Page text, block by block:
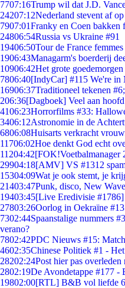
7707:16Trump wil dat J.D.
24207:12Nederland stevent af
7907:01Franky en Coen bakken
24806:54Russia vs Ukraine #91
19406:50Tour de France
1906:43Managarm's boerderij
10906:42Het grote
7806:40[IndyCar] #115 We're in
16906:37Traditioneel tekenen
206:36[Dagboek] Veel aan
4106:23Horrorfilms #33:
3406:12Astronomie in de
6806:08Huisarts verkracht
11706:02Hoe denkt God echt
11204:42[FOK!Voetbalmanager
29904:18[AMV] VS #1312
15304:09Wat je ook stemt, je
21403:47Punk, disco, New
19403:45[Live Eredivisie
27803:26Oorlog in Oekraïne
7302:44Spaanstalige nummers
verano?
7802:42PDC Nieuws #15:
4602:35Chinese Politiek #1 -
28202:24Post hier pas
2802:19De Avondetappe #177 -
19802:00[RTL] B&B vol liefde